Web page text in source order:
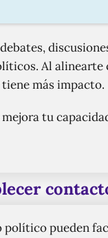
Al alinearte
más impacto.
tu
pueden